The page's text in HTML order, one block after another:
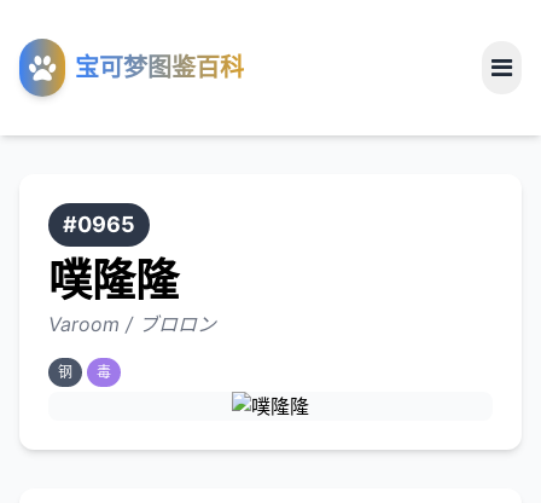
宝可梦图鉴百科
工具
关于
#0965
噗隆隆
Varoom / ブロロン
钢 毒